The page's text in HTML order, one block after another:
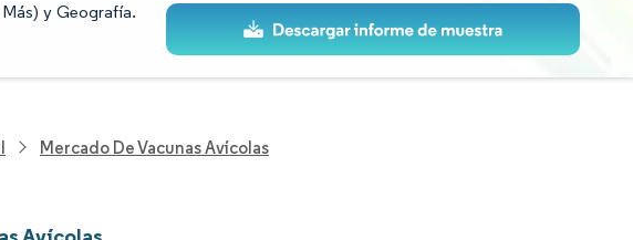
y Geografía.
Mercado De Vacunas Avícolas